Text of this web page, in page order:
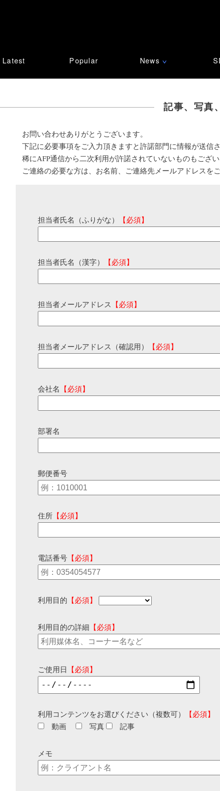
Latest Popular News ∨
記事、写真
お問い合わせありがとうございます。
下記に必要事項をご入力頂きますと許諾部門に情報が送信
稀にAFP通信から二次利用が許諾されていないものもござ
ご連絡の必要な方は、お名前、ご連絡先メールアドレスを
担当者氏名（ふりがな） 【必須】
担当者氏名（漢字） 【必須】
担当者メールアドレス 【必須】
担当者メールアドレス（確認用） 【必須】
会社名 【必須】
部署名
郵便番号
住所 【必須】
電話番号 【必須】
利用目的 【必須】
利用目的の詳細 【必須】
ご使用日 【必須】
利用コンテンツをお選びください（複数可）
【必須】
動画
写真 記事
メモ